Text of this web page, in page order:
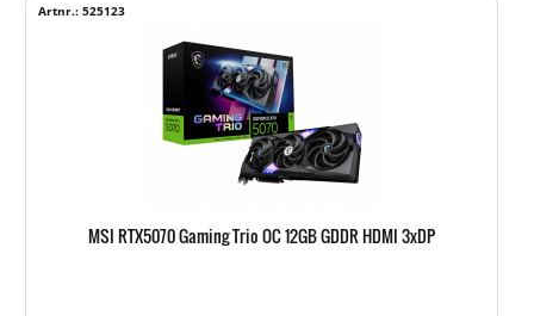
MSI RTX5070 Gaming Trio OC 12GB GDDR HDMI 3xDP
Artnr.: 525123